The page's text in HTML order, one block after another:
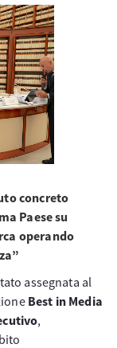
concreto
Paese su
operando
assegnata al
Best in Media
,